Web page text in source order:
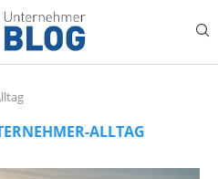
ALLTAG